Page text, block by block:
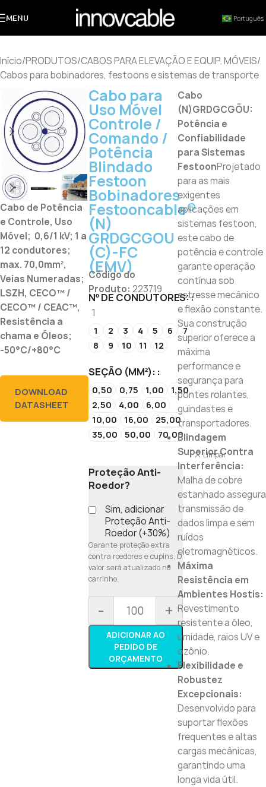
MENU Português
Início/PRODUTOS/CABOS PARA ELEVAÇÃO E EQUIP. MÓVEIS/
Cabos para bobinadores, festoons e sistemas de transporte
Cabo de Potência
e Controle, Uso
Móvel; 0,6/1 kV; 1 a
12 condutores;
max. 70,0mm²,
Veias Numeradas;
LSZH, CECO™ /
CECO™ / CEAC™,
Resistência a
chama e Óleos;
-50°C/+80°C
DOWNLOAD
DATASHEET
Cabo para
Uso Móvel
Controle /
Comando /
Potência
Blindado
Festoon
Bobinadores
Festooncable®
(N)
GRDGCGOU
(C)-FC
(EMV)
Código do
Produto: 223719
Nº DE CONDUTORES:
1
1 2 3 4 5 6
7
8
9 10 11 12
SEÇÃO (MM²):
0,50 0,75 1,00
1,50
2,50
4,00
6,00
10,00
16,00
25,00
35,00
50,00 70,00
Limpar
Proteção Anti-
Roedor?
Sim, adicionar
Proteção Anti-
Roedor (+30%)
Garante proteção extra
contra roedores e cupins. O
valor será atualizado no
carrinho.
- +
ADICIONAR AO
PEDIDO DE
ORÇAMENTO
Cabo
(N)GRDGCGÖU:
Potência e
Confiabilidade
para Sistemas
FestoonProjetado
para as mais
exigentes
aplicações em
sistemas festoon,
este cabo de
potência e controle
garante operação
contínua sob
estresse mecânico
e flexão constante.
Sua construção
superior oferece a
máxima
performance e
segurança para
pontes rolantes,
guindastes e
transportadores.
Blindagem
Superior Contra
Interferência:
Malha de cobre
estanhado assegura
transmissão de
dados limpa e sem
ruídos
eletromagnéticos.
Máxima
Resistência em
Ambientes Hostis:
Revestimento
resistente a óleo,
umidade, raios UV e
ozônio.
Flexibilidade e
Robustez
Excepcionais:
Desenvolvido para
suportar flexões
frequentes e altas
cargas mecânicas,
garantindo uma
longa vida útil.